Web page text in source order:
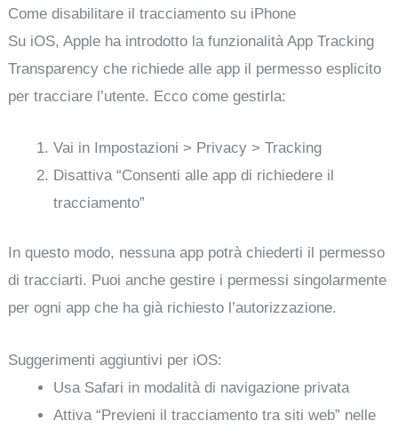
Come disabilitare il tracciamento su iPhone
Su iOS, Apple ha introdotto la funzionalità App Tracking
Transparency che richiede alle app il permesso esplicito
per tracciare l’utente. Ecco come gestirla:
Vai in Impostazioni > Privacy > Tracking
Disattiva “Consenti alle app di richiedere il
tracciamento”
In questo modo, nessuna app potrà chiederti il permesso
di tracciarti. Puoi anche gestire i permessi singolarmente
per ogni app che ha già richiesto l’autorizzazione.
Suggerimenti aggiuntivi per iOS:
Usa Safari in modalità di navigazione privata
Attiva “Previeni il tracciamento tra siti web” nelle